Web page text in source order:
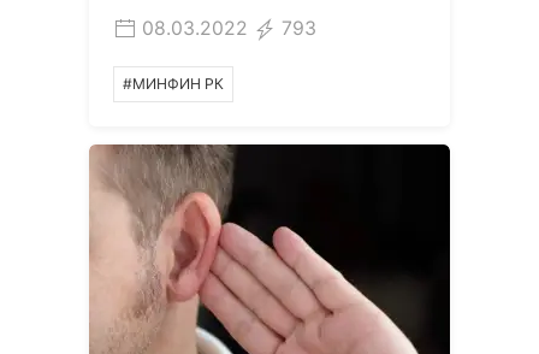
08.03.2022 793
#МИНФИН РК